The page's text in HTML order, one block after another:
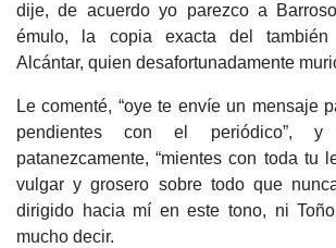
dije, de acuerdo yo parezco a
émulo, la copia exacta del también
Alcántar, quien desafortunadamente
Le comenté, “oye te envíe un mensaje
pendientes con el periódico”, y
patanezcamente, “mientes con toda tu
vulgar y grosero sobre todo que
dirigido hacia mí en este tono, ni
mucho decir.